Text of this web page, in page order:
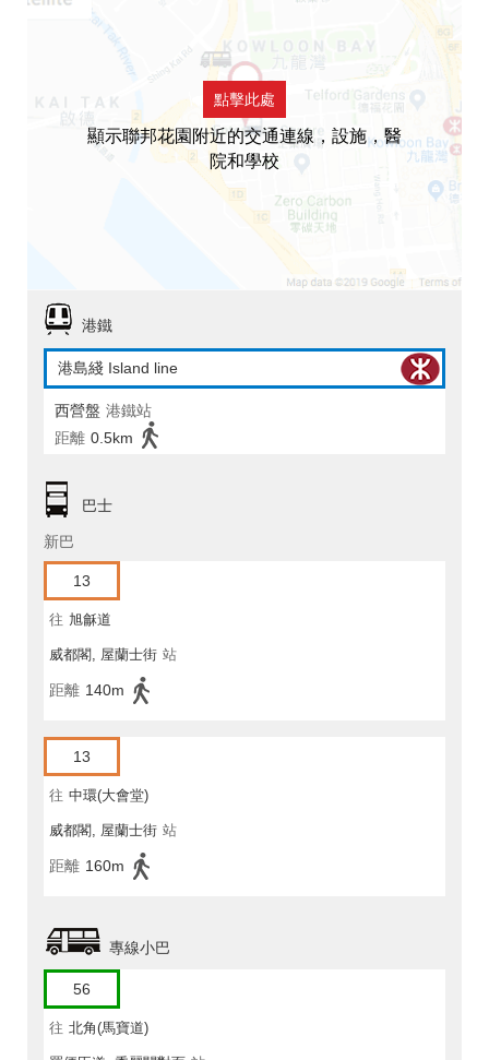
點擊此處
顯示聯邦花園附近的交通連線，設施，醫
院和學校
港鐵
港島綫 Island line
西營盤 港鐵站
距離 0.5km
巴士
新巴
13
往 旭龢道
威都閣, 屋蘭士街 站
距離 140m
13
往 中環(大會堂)
威都閣, 屋蘭士街 站
距離 160m
專線小巴
56
往 北角(馬寶道)